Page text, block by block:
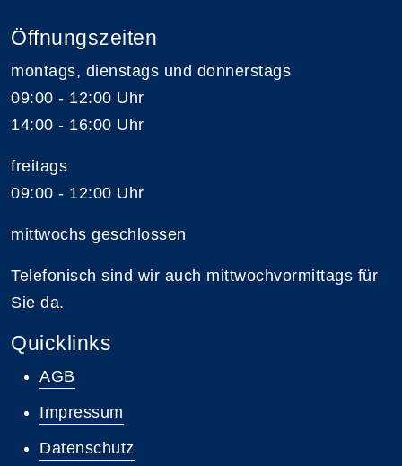
Öffnungszeiten
montags, dienstags und donnerstags
09:00 - 12:00 Uhr
14:00 - 16:00 Uhr
freitags
09:00 - 12:00 Uhr
mittwochs geschlossen
Telefonisch sind wir auch mittwochvormittags für
Sie da.
Quicklinks
AGB
Impressum
Datenschutz